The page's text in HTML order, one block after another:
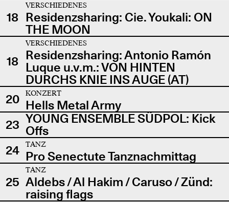
18
VERSCHIEDENES
Residenzsharing: Cie. Youkali: ON
THE MOON
18
VERSCHIEDENES
Residenzsharing: Antonio Ramón
Luque u.v.m.: VON HINTEN
DURCHS KNIE INS AUGE (AT)
20
KONZERT
Hells Metal Army
23 YOUNG ENSEMBLE SÜDPOL: Kick
Offs
24
TANZ
Pro Senectute Tanznachmittag
25
TANZ
Aldebs / Al Hakim / Caruso / Zünd:
raising flags